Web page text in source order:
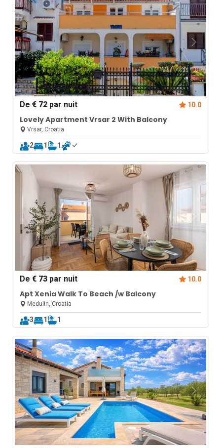
De€ 72 par nuit 10.0
Lovely Apartment Vrsar 2 With Balcony
Vrsar, Croatia
2 1 1
De€ 73 par nuit 10.0
Apt Xenia Walk To Beach /w Balcony
Medulin, Croatia
3 1 1